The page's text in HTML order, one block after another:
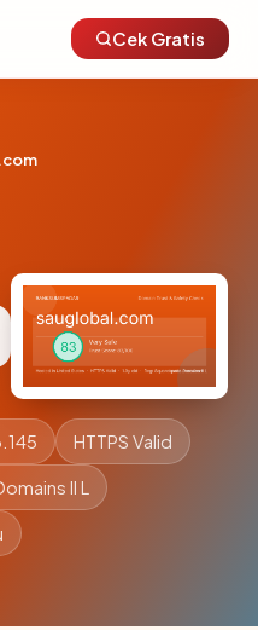
Cek Gratis
HTTPS Valid
II L